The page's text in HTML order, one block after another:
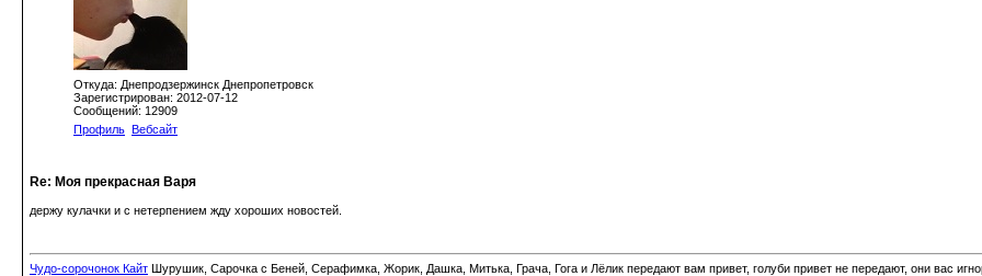
Откуда: Днепродзержинск Днепропетровск
Зарегистрирован: 2012-07-12
Сообщений: 12909
Профиль Вебсайт
Re: Моя прекрасная Варя
держу кулачки и с нетерпением жду хороших новостей.
Чудо-сорочонок Кайт Шурушик, Сарочка с Беней, Серафимка, Жорик, Дашка, Митька, Грача, Гога и Лёлик передают вам привет, голуби привет не передают, они вас